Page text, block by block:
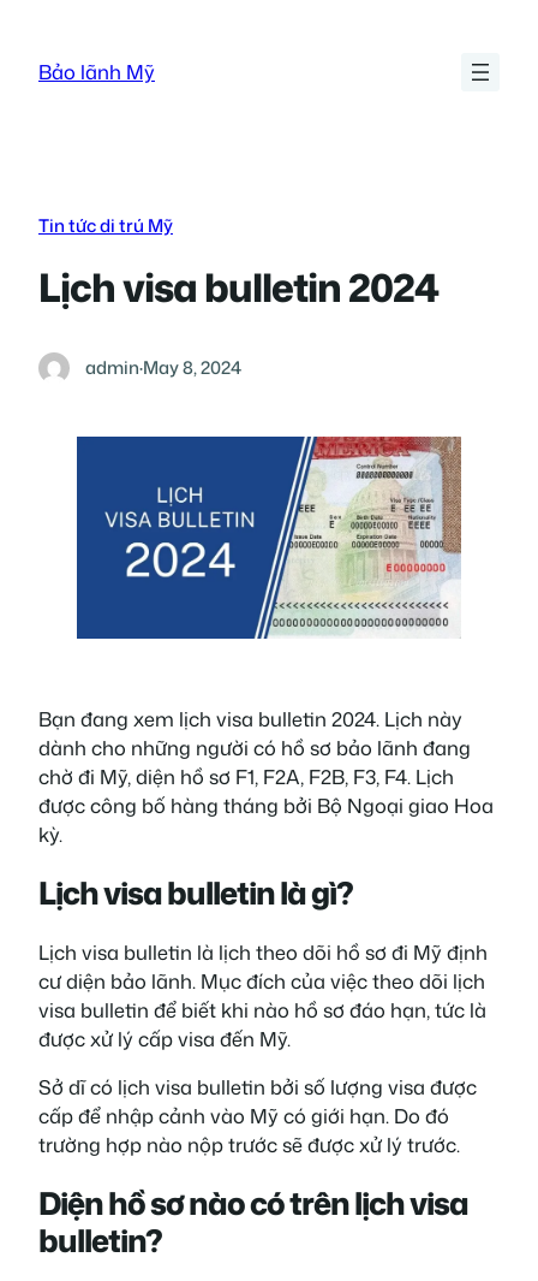
content
Bảo lãnh Mỹ
Tin tức di trú Mỹ
Lịch visa bulletin 2024
admin·May 8, 2024
Bạn đang xem lịch visa bulletin 2024. Lịch này
dành cho những người có hồ sơ bảo lãnh đang
chờ đi Mỹ, diện hồ sơ F1, F2A, F2B, F3, F4. Lịch
được công bố hàng tháng bởi Bộ Ngoại giao Hoa
kỳ.
Lịch visa bulletin là gì?
Lịch visa bulletin là lịch theo dõi hồ sơ đi Mỹ định
cư diện bảo lãnh. Mục đích của việc theo dõi lịch
visa bulletin để biết khi nào hồ sơ đáo hạn, tức là
được xử lý cấp visa đến Mỹ.
Sở dĩ có lịch visa bulletin bởi số lượng visa được
cấp để nhập cảnh vào Mỹ có giới hạn. Do đó
trường hợp nào nộp trước sẽ được xử lý trước.
Diện hồ sơ nào có trên lịch visa
bulletin?